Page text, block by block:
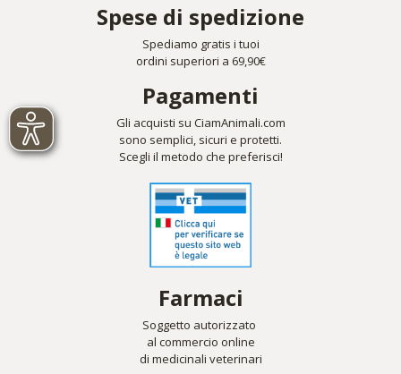
Spese di spedizione
Spediamo gratis i tuoi
ordini superiori a 69,90€
Pagamenti
Gli acquisti su CiamAnimali.com
sono semplici, sicuri e protetti.
Scegli il metodo che preferisci!
Farmaci
Soggetto autorizzato
al commercio online
di medicinali veterinari